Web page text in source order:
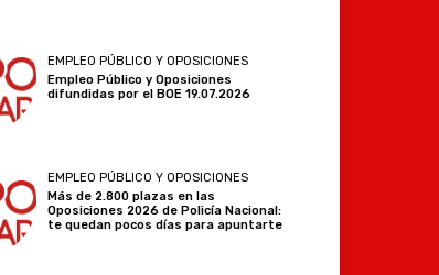
EMPLEO PÚBLICO Y OPOSICIONES
Empleo Público y Oposiciones
difundidas por el BOE 19.07.2026
EMPLEO PÚBLICO Y OPOSICIONES
Más de 2.800 plazas en las
Oposiciones 2026 de Policía Nacional:
te quedan pocos días para apuntarte